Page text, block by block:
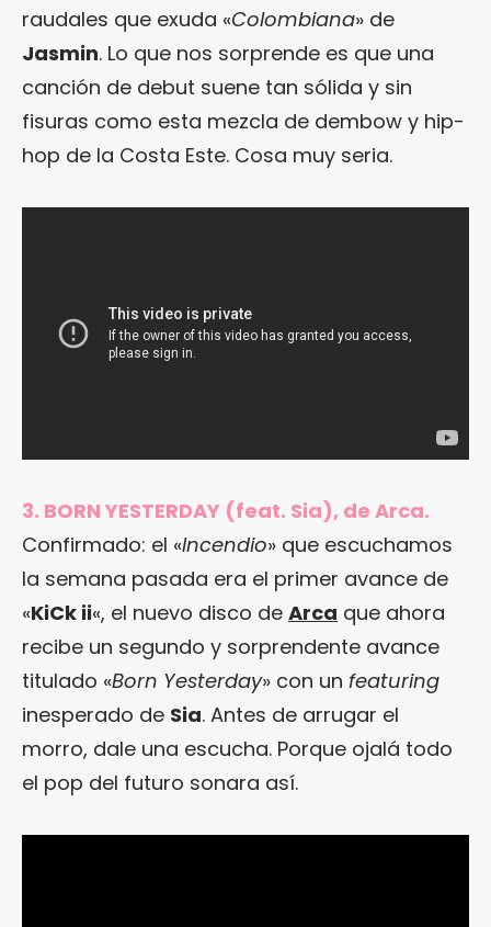
raudales que exuda «Colombiana» de
Jasmin. Lo que nos sorprende es que una
canción de debut suene tan sólida y sin
fisuras como esta mezcla de dembow y hip-
hop de la Costa Este. Cosa muy seria.
3. BORN YESTERDAY (feat. Sia), de Arca.
Confirmado: el «Incendio» que escuchamos
la semana pasada era el primer avance de
«KiCk ii«, el nuevo disco de Arca que ahora
recibe un segundo y sorprendente avance
titulado «Born Yesterday» con un featuring
inesperado de Sia. Antes de arrugar el
morro, dale una escucha. Porque ojalá todo
el pop del futuro sonara así.